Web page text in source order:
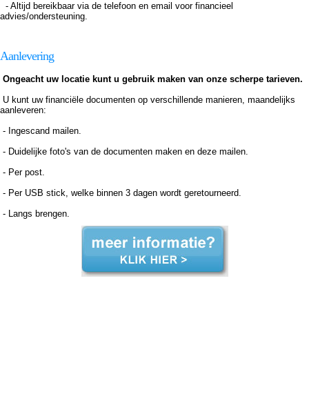
- Altijd bereikbaar via de telefoon en email voor financieel
advies/ondersteuning.
Aanlevering
Ongeacht uw locatie kunt u gebruik maken van onze scherpe tarieven.
U kunt uw financiële documenten op verschillende manieren, maandelijks
aanleveren:
- Ingescand mailen.
- Duidelijke foto's van de documenten maken en deze mailen.
- Per post.
- Per USB stick, welke binnen 3 dagen wordt geretourneerd.
- Langs brengen.